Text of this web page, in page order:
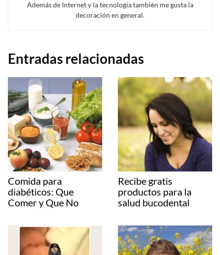
Además de Internet y la tecnología también me gusta la
decoración en general.
Entradas relacionadas
Comida para
diabéticos: Que
Comer y Que No
Recibe gratis
productos para la
salud bucodental